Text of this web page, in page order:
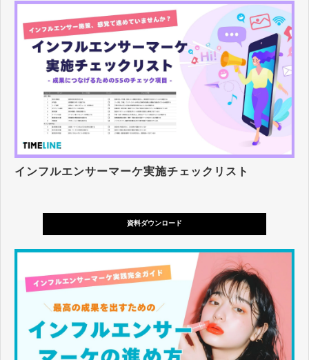
インフルエンサーマーケ実施チェックリスト
資料ダウンロード